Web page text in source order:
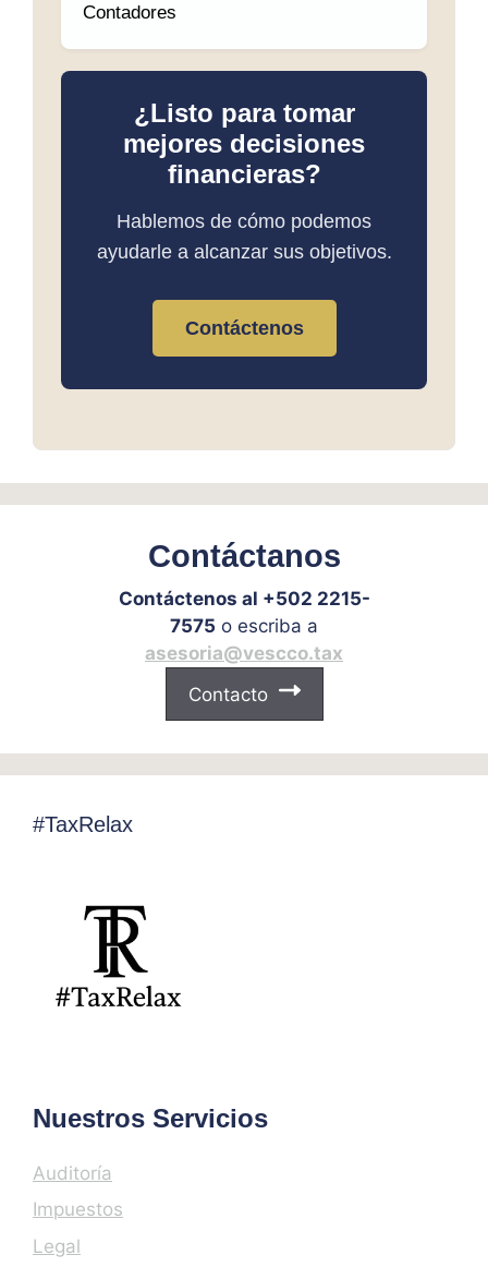
Contadores
¿Listo para tomar
mejores decisiones
financieras?
Hablemos de cómo podemos
ayudarle a alcanzar sus objetivos.
Contáctenos
Contáctanos
Contáctenos al +502 2215-
7575 o escriba a
asesoria@vescco.tax
Contacto
#TaxRelax
Nuestros Servicios
Auditoría
Impuestos
Legal